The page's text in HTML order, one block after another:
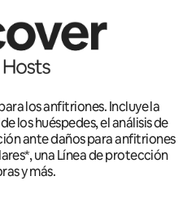
los anfitriones. Incluye la
los huéspedes, el análisis de
ante daños para anfitriones
una Línea de protección
y más.